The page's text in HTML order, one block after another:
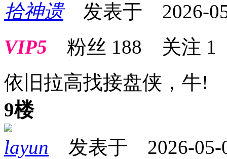
拾神遗发表于 2026-
VIP5 粉丝 188 关注 1
依旧拉高找接盘侠，牛!
9楼
layun 发表于 2026-05-